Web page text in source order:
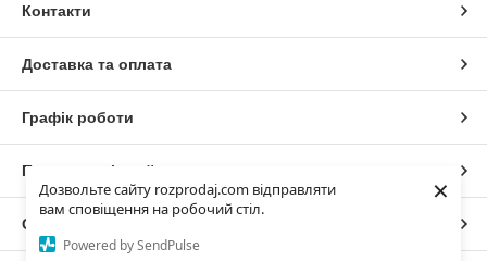
Дозвольте сайту rozprodaj.com відправляти
вам сповіщення на робочий стіл.
Powered by SendPulse
×
Контакти
Доставка та оплата
Графік роботи
Повна версія сайту
Сайт створено на маркетплейсі